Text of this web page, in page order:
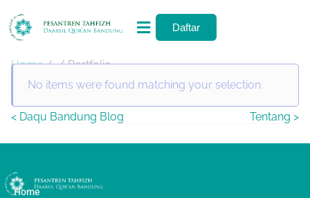
Daftar
Home// Portfolio
No items were found matching your selection.
< Daqu Bandung Blog Tentang >
Home